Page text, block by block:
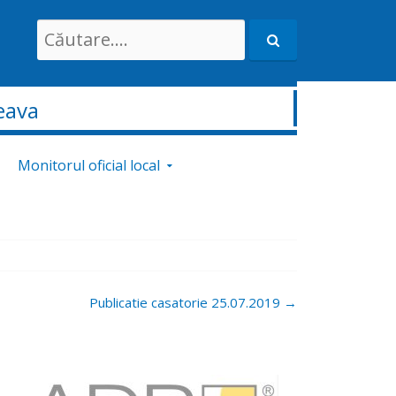
Search
for:
Monitorul oficial local
Publicatie casatorie 25.07.2019 →